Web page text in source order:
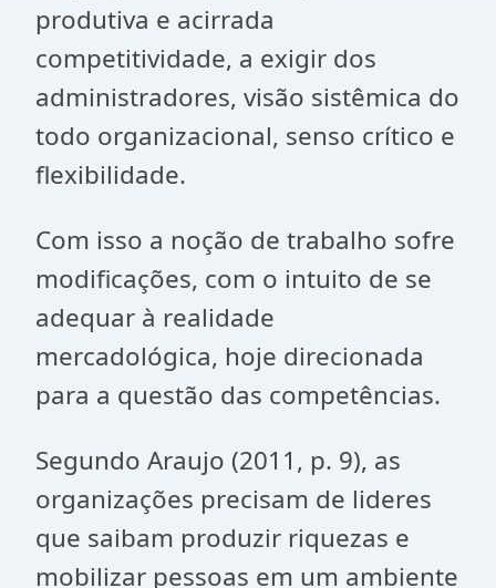
produtiva e acirrada
competitividade, a exigir dos
administradores, visão sistêmica do
todo organizacional, senso crítico e
flexibilidade.
Com isso a noção de trabalho sofre
modificações, com o intuito de se
adequar à realidade
mercadológica, hoje direcionada
para a questão das competências.
Segundo Araujo (2011, p. 9), as
organizações precisam de lideres
que saibam produzir riquezas e
mobilizar pessoas em um ambiente